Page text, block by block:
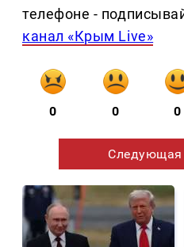
телефоне -
канал «Крым Live»
0 0 0
Следующая